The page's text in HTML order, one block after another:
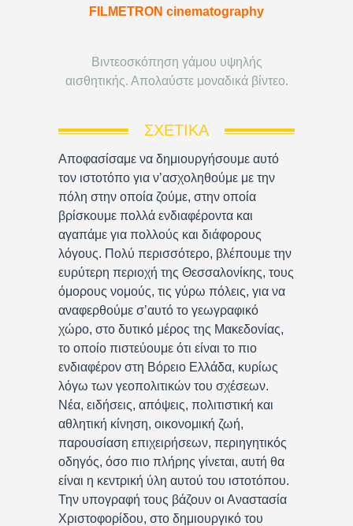
FILMETRON cinematography
Βιντεοσκόπηση γάμου υψηλής
αισθητικής. Απολαύστε μοναδικά βίντεο.
ΣΧΕΤΙΚΆ
Αποφασίσαμε να δημιουργήσουμε αυτό
τον ιστοτόπο για ν’ασχοληθούμε με την
πόλη στην οποία ζούμε, στην οποία
βρίσκουμε πολλά ενδιαφέροντα και
αγαπάμε για πολλούς και διάφορους
λόγους. Πολύ περισσότερο, βλέπουμε την
ευρύτερη περιοχή της Θεσσαλονίκης, τους
όμορους νομούς, τις γύρω πόλεις, για να
αναφερθούμε σ’αυτό το γεωγραφικό
χώρο, στο δυτικό μέρος της Μακεδονίας,
το οποίο πιστεύουμε ότι είναι το πιο
ενδιαφέρον στη Βόρειο Ελλάδα, κυρίως
λόγω των γεοπολιτικών του σχέσεων.
Νέα, ειδήσεις, απόψεις, πολιτιστική και
αθλητική κίνηση, οικονομική ζωή,
παρουσίαση επιχειρήσεων, περιηγητικός
οδηγός, όσο πιο πλήρης γίνεται, αυτή θα
είναι η κεντρική ύλη αυτού του ιστοτόπου.
Την υπογραφή τους βάζουν οι Αναστασία
Χριστοφορίδου, στο δημιουργικό του